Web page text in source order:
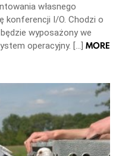
własnego
konferencji I/O. Chodzi o
wyposażony we
operacyjny. […] MORE